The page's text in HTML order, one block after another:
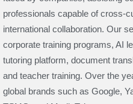
professionals capable of cross-
international collaboration. Our
corporate training programs, AI
tutoring platform, document
and teacher training. Over the
global brands such as Google,